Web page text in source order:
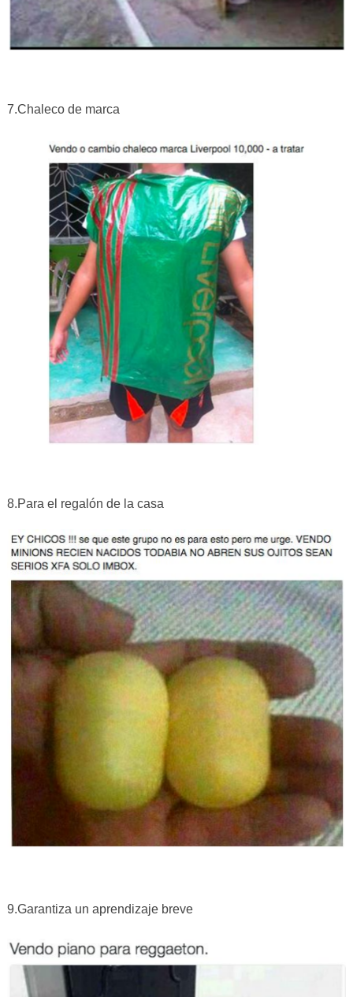
7.Chaleco de marca
8.Para el regalón de la casa
9.Garantiza un aprendizaje breve